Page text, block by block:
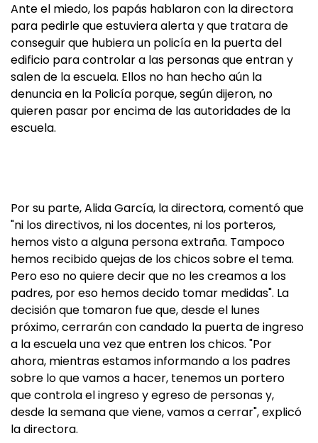
Ante el miedo, los papás hablaron con la directora
para pedirle que estuviera alerta y que tratara de
conseguir que hubiera un policía en la puerta del
edificio para controlar a las personas que entran y
salen de la escuela. Ellos no han hecho aún la
denuncia en la Policía porque, según dijeron, no
quieren pasar por encima de las autoridades de la
escuela.
Por su parte, Alida García, la directora, comentó que
"ni los directivos, ni los docentes, ni los porteros,
hemos visto a alguna persona extraña. Tampoco
hemos recibido quejas de los chicos sobre el tema.
Pero eso no quiere decir que no les creamos a los
padres, por eso hemos decido tomar medidas". La
decisión que tomaron fue que, desde el lunes
próximo, cerrarán con candado la puerta de ingreso
a la escuela una vez que entren los chicos. "Por
ahora, mientras estamos informando a los padres
sobre lo que vamos a hacer, tenemos un portero
que controla el ingreso y egreso de personas y,
desde la semana que viene, vamos a cerrar", explicó
la directora.